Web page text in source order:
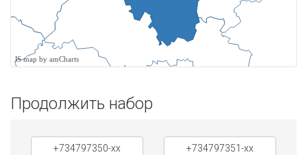
JS map by amCharts
Продолжить набор
+734797350-xx +734797351-xx